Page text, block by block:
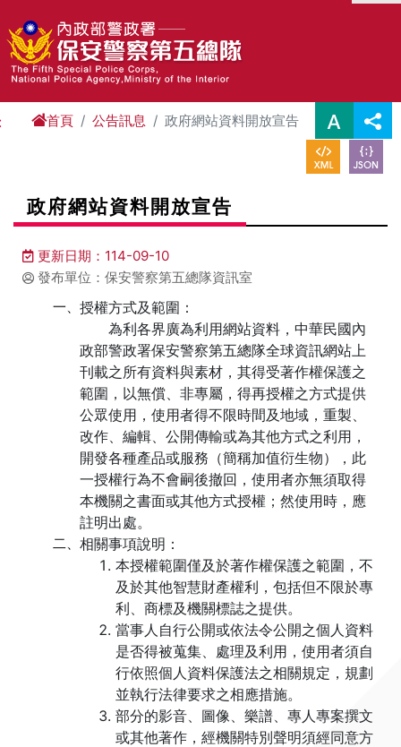
首頁 公告訊息 政府網站資料開放宣告
政府網站資料開放宣告
更新日期：114-09-10
發布單位：保安警察第五總隊資訊室
一、 授權方式及範圍：
為利各界廣為利用網站資料，中華民國內
政部警政署保安警察第五總隊全球資訊網站上
刊載之所有資料與素材，其得受著作權保護之
範圍，以無償、非專屬，得再授權之方式提供
公眾使用，使用者得不限時間及地域，重製、
改作、編輯、公開傳輸或為其他方式之利用，
開發各種產品或服務（簡稱加值衍生物），此
一授權行為不會嗣後撤回，使用者亦無須取得
本機關之書面或其他方式授權；然使用時，應
註明出處。
二、 相關事項說明：
本授權範圍僅及於著作權保護之範圍，不
及於其他智慧財產權利，包括但不限於專
利、商標及機關標誌之提供。
當事人自行公開或依法令公開之個人資料
是否得被蒐集、處理及利用，使用者須自
行依照個人資料保護法之相關規定，規劃
並執行法律要求之相應措施。
部分的影音、圖像、樂譜、專人專案撰文
或其他著作，經機關特別聲明須經同意方